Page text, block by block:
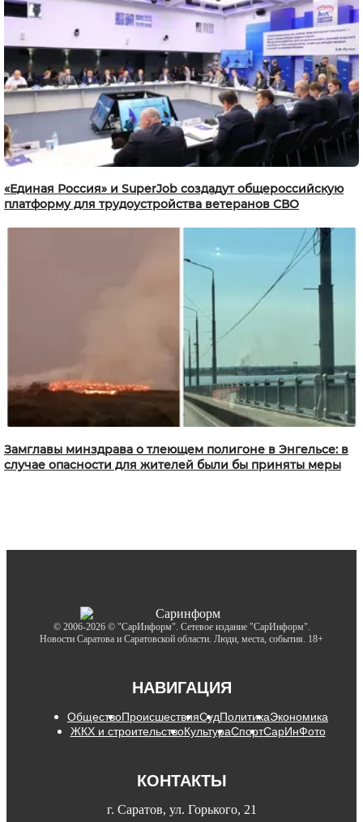
«Единая Россия» и SuperJob создадут общероссийскую
платформу для трудоустройства ветеранов СВО
Замглавы минздрава о тлеющем полигоне в Энгельсе: в
случае опасности для жителей были бы приняты меры
© 2006-2026 © "СарИнформ". Сетевое издание "СарИнформ".
Новости Саратова и Саратовской области. Люди, места, события. 18+
НАВИГАЦИЯ
ОбществоПроисшествияСудПолитикаЭкономика
ЖКХ и строительствоКультураСпортСарИнФото
КОНТАКТЫ
г. Саратов, ул. Горького, 21